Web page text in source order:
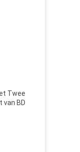
Twee
van BD